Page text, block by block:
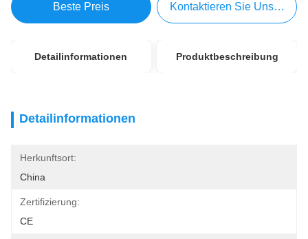
Beste Preis Kontaktieren Sie Uns Jetzt
Detailinformationen Produktbeschreibung
Detailinformationen
Herkunftsort:
China
Zertifizierung:
CE